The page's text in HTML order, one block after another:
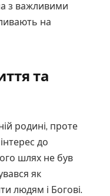
з важливими
на
та
родині, проте
до
шлях не був
як
людям і Богові.